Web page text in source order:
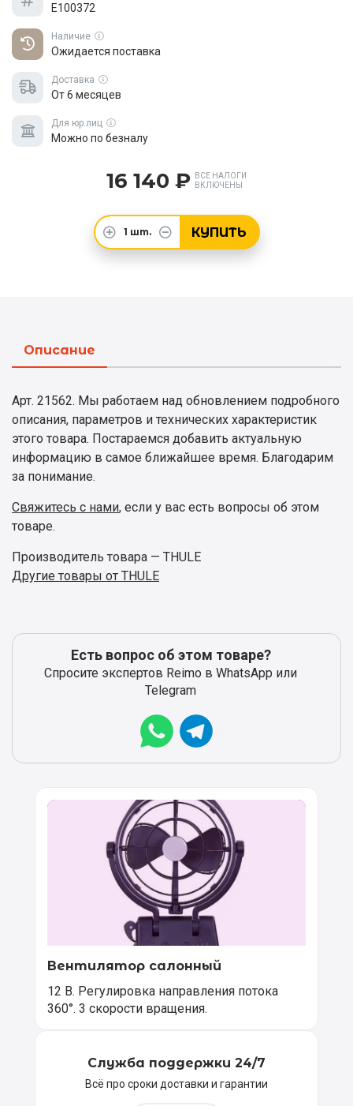
E100372
Наличие
Ожидается поставка
Доставка
От 6 месяцев
Для юр.лиц
Можно по безналу
16 140 ₽
ВСЕ НАЛОГИ
ВКЛЮЧЕНЫ
1 шт. КУПИТЬ
Описание
Арт. 21562. Мы работаем над обновлением подробного
описания, параметров и технических характеристик
этого товара. Постараемся добавить актуальную
информацию в самое ближайшее время. Благодарим
за понимание.
Свяжитесь с нами, если у вас есть вопросы об этом
товаре.
Производитель товара — THULE
Другие товары от THULE
Есть вопрос об этом товаре?
Спросите экспертов Reimo в WhatsApp или
Telegram
Вентилятор салонный
12 В. Регулировка направления потока
360°. 3 скорости вращения.
Служба поддержки 24/7
Всё про сроки доставки и гарантии